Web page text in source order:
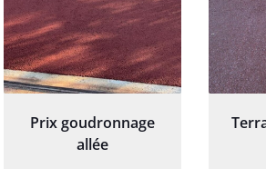
Prix goudronnage
allée